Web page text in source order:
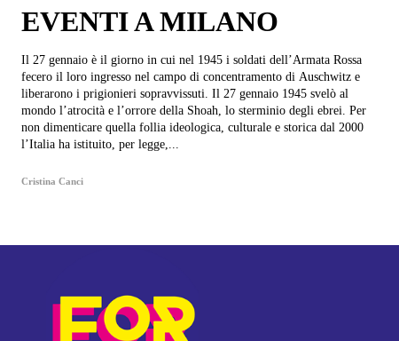
EVENTI A MILANO
Il 27 gennaio è il giorno in cui nel 1945 i soldati dell’Armata Rossa
fecero il loro ingresso nel campo di concentramento di Auschwitz e
liberarono i prigionieri sopravvissuti. Il 27 gennaio 1945 svelò al
mondo l’atrocità e l’orrore della Shoah, lo sterminio degli ebrei. Per
non dimenticare quella follia ideologica, culturale e storica dal 2000
l’Italia ha istituito, per legge,...
Cristina Canci